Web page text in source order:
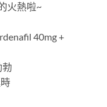
火熱啦~
40mg +